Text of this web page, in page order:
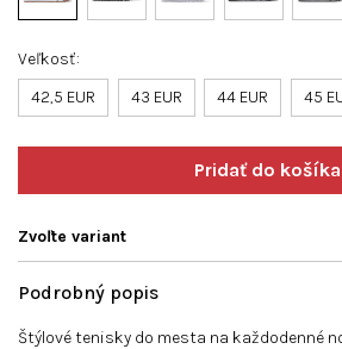
Veľkosť
42,5 EUR
43 EUR 44 EUR 45
Zvoľte variant
Podrobný popis
Štýlové tenisky do mesta na každodenné